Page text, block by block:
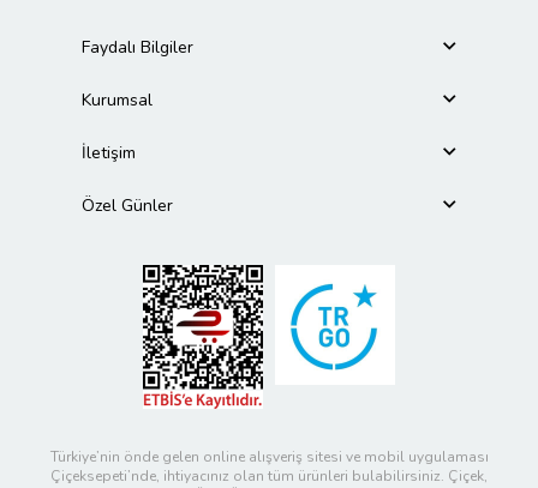
Faydalı Bilgiler
Kurumsal
İletişim
Özel Günler
Türkiye’nin önde gelen online alışveriş sitesi ve mobil uygulaması
Çiçeksepeti’nde, ihtiyacınız olan tüm ürünleri bulabilirsiniz. Çiçek,